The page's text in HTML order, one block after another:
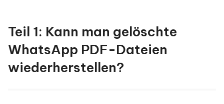
Teil 1: Kann man gelöschte
WhatsApp PDF-Dateien
wiederherstellen?